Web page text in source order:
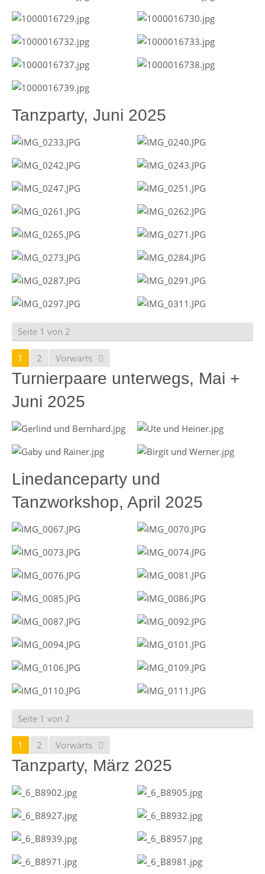
Tanzparty, Juni 2025
Seite 1 von 2
1 2 Vorwärts
Turnierpaare unterwegs, Mai +
Juni 2025
Linedanceparty und
Tanzworkshop, April 2025
Seite 1 von 2
1 2 Vorwärts
Tanzparty, März 2025